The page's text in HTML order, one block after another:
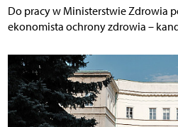
Do pracy w Ministerstwie Zdrowia
ekonomista ochrony zdrowia –